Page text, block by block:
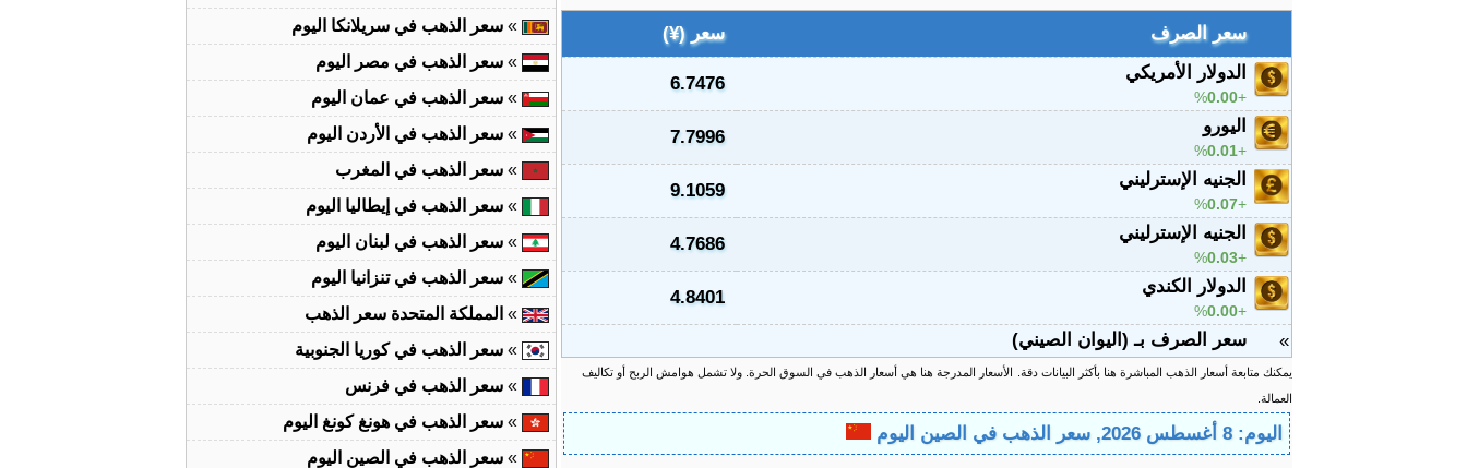
سعر الصرف
سعر (¥)
الدولار الأمريكي
%0.00
6.7476
اليورو
%0.01
7.7996
الجنيه الإسترليني
%0.07
9.1059
الجنيه الإسترليني
%0.03
4.7686
الدولار الكندي
%0.00
4.8401
» سعر الصرف بـ (اليوان الصيني)
يمكنك متابعة أسعار الذهب المباشرة هنا بأكثر البيانات دقة.
الأسعار المدرجة هنا هي أسعار الذهب في السوق الحرة. ولا تشمل هوامش الربح أو تكاليف
العمالة.
اليوم: 8 أغسطس 2026, سعر الذهب في الصين اليوم
» سعر الذهب في سريلانكا اليوم
» سعر الذهب في مصر اليوم
» سعر الذهب في عمان اليوم
» سعر الذهب في الأردن اليوم
» سعر الذهب في المغرب
» سعر الذهب في إيطاليا اليوم
» سعر الذهب في لبنان اليوم
» سعر الذهب في تنزانيا اليوم
» المملكة المتحدة سعر الذهب
» سعر الذهب في كوريا الجنوبية
» سعر الذهب في فرنس
» سعر الذهب في هونغ كونغ اليوم
» سعر الذهب في الصين اليوم